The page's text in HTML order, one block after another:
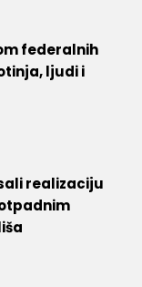
federalnih
ljudi i
realizaciju